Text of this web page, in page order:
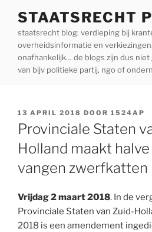
inhoud
STAATSRECHT
staatsrecht blog: verdieping bij
overheidsinformatie en
onafhankelijk… de blogs zijn dus
van bijv politieke partij, ngo of
GEPLAATST
OP
13 APRIL 2018 DOOR 1524AP
Provinciale Staten
Holland maakt
vangen zwerfkatten
Vrijdag 2 maart 2018. In de
Provinciale Staten van Zuid-
2018 is een amendement